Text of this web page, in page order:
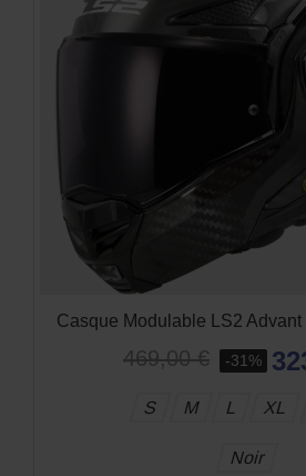
Casque LS2 FF906 Advant
299,00 € -
188,37 €
XL